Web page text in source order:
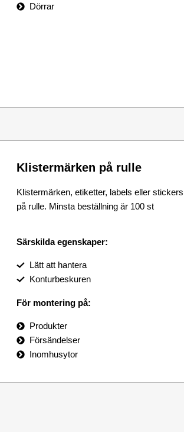
Dörrar
Klistermärken på rulle
Klistermärken, etiketter, labels eller stickers
på rulle. Minsta beställning är 100 st
Särskilda egenskaper:
Lätt att hantera
Konturbeskuren
För montering på:
Produkter
Försändelser
Inomhusytor